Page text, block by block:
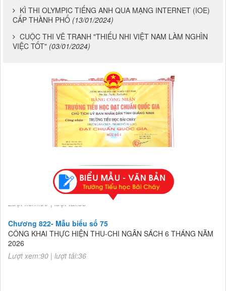
KÌ THI OLYMPIC TIẾNG ANH QUA MẠNG INTERNET (IOE)
CẤP THÀNH PHỐ (13/01/2024)
CUỘC THI VẼ TRANH "THIẾU NHI VIỆT NAM LÀM NGHÌN
VIỆC TỐT" (03/01/2024)
CÔNG KHAI THỰC HIỆN THU-CHI NGÂN SÁCH 6 THÁNG NĂM
Lượt xem:90 | lượt tải:36
Chương 822- Mẫu biểu số 75
CÔNG KHAI THỰC HIỆN THU-CHI NGÂN SÁCH 6 THÁNG NĂM